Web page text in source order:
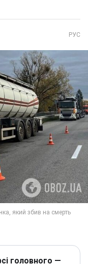
РУС
головного —